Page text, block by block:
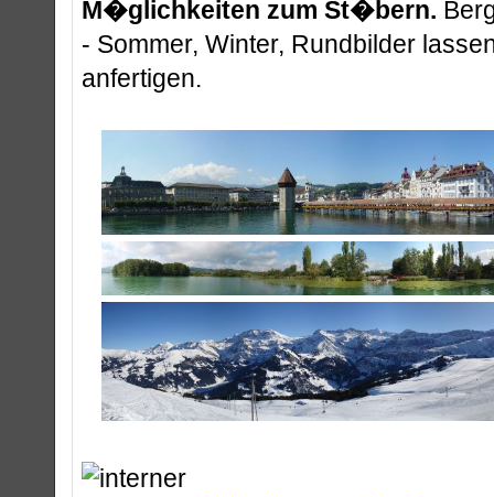
M�glichkeiten zum St�bern.
- Sommer, Winter, Rundbilder
anfertigen.